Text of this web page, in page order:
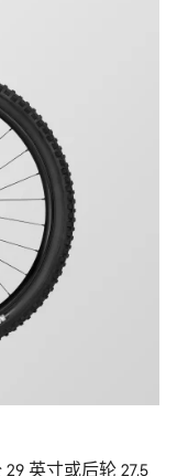
29 英寸或后轮 27.5